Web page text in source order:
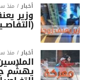
أخبار منذ
وزير
أخبار منذ
يهشّم